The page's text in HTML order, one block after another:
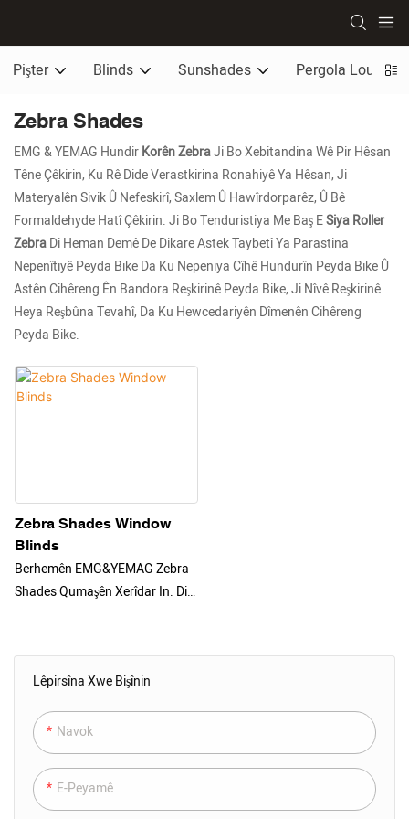
Pişter Blinds Sunshades Pergola
Zebra Shades
EMG & YEMAG HundirKorên ZebraJi Bo Xebitandina Wê Pir Hêsan
Têne Çêkirin, Ku Rê Dide Verastkirina Ronahiyê Ya Hêsan, Ji
Materyalên Sivik Û Nefeskirî, Saxlem Û Hawîrdorparêz, Û Bê
Formaldehyde Hatî Çêkirin. Ji Bo Tenduristiya Me Baş ESiya Roller
ZebraDi Heman Demê De Dikare Astek Taybetî Ya Parastina
Nepenîtiyê Peyda Bike Da Ku Nepeniya Cîhê Hundurîn Peyda Bike Û
Astên Cihêreng Ên Bandora Reşkirinê Peyda Bike, Ji Nîvê Reşkirinê
Heya Reşbûna Tevahî, Da Ku Hewcedariyên Dîmenên Cihêreng
Peyda Bike.
Lêpirsîna Xwe Bişînin
Navok
E-Peyamê
Zebra Shades Window
Blinds
Berhemên EMG&YEMAG Zebra
Shades Qumaşên Xerîdar In. Di
Xebitandinê Hene, Pergala
Dravê Bi Destan Û Rêbaza